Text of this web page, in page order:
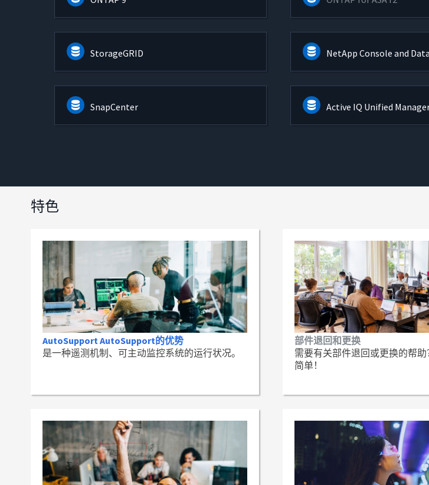
StorageGRID NetApp Console and
SnapCenter Active IQ Unified
特色
AutoSupport AutoSupport的优势
是一种遥测机制、可主动监控系统的运行状况。
部件退回和更换
需要有关部件退回或更换的帮
简单！